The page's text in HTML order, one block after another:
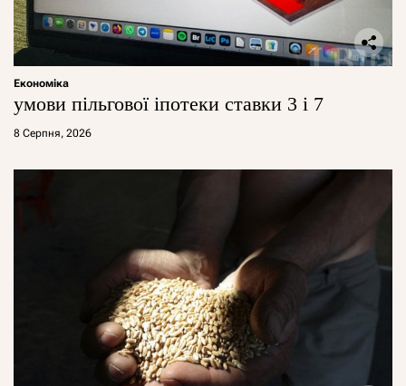
Економіка
умови пільгової іпотеки ставки 3 і 7
8 Серпня, 2026